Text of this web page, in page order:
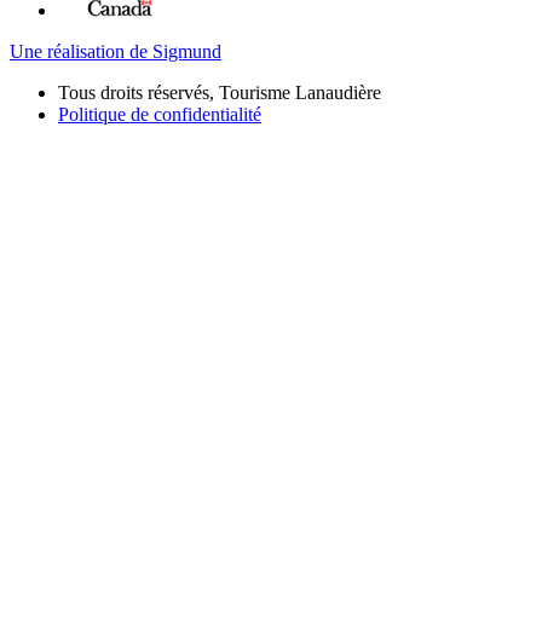
Une réalisation de Sigmund
Tous droits réservés, Tourisme Lanaudière
Politique de confidentialité